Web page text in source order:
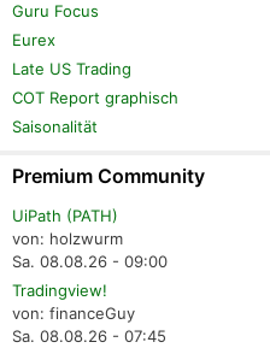
Guru Focus
Eurex
Late US Trading
COT Report graphisch
Saisonalität
Premium Community
UiPath (PATH)
von: holzwurm
Sa. 08.08.26 - 09:00
Tradingview!
von: financeGuy
Sa. 08.08.26 - 07:45